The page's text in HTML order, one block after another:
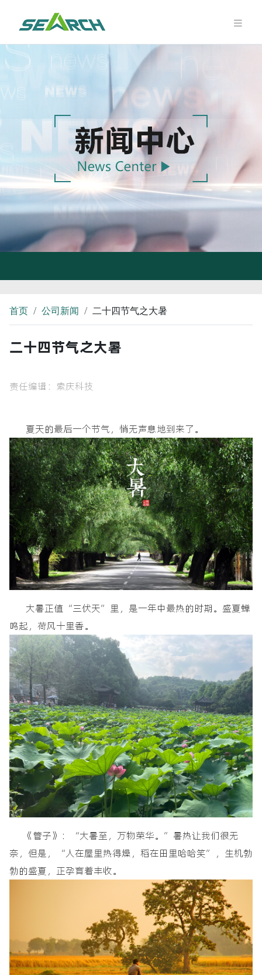
首页 / 公司新闻 / 二十四节气之大暑
二十四节气之大暑
责任编辑：索庆科技
夏天的最后一个节气，悄无声息地到来了。
大暑正值“三伏天”里，是一年中最热的时期。盛夏蝉
鸣起，荷风十里香。
《管子》：“大暑至，万物荣华。”暑热让我们很无
奈，但是，“人在屋里热得燥，稻在田里哈哈笑”，生机勃
勃的盛夏，正孕育着丰收。